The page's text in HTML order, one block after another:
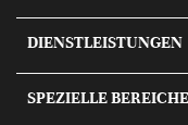
DIENSTLEISTUNGEN
SPEZIELLE BEREICHE